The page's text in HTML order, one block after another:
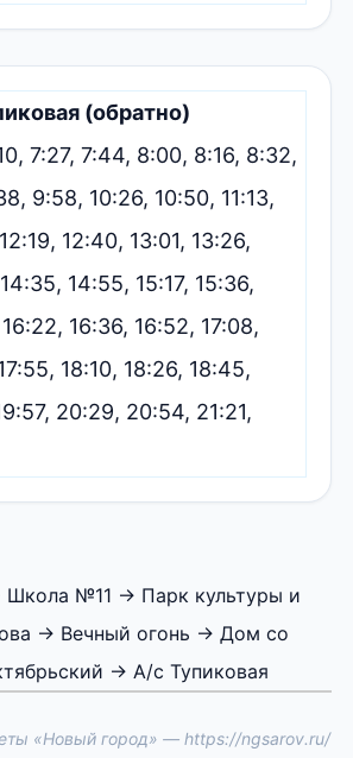
(обратно)
7:27, 7:44, 8:00, 8:16, 8:32,
9:58, 10:26, 10:50, 11:13,
12:40, 13:01, 13:26,
14:55, 15:17, 15:36,
16:36, 16:52, 17:08,
18:10, 18:26, 18:45,
20:29, 20:54, 21:21,
Школа №11 → Парк культуры и
→ Вечный огонь → Дом со
→ А/с Тупиковая
«Новый город» — https://ngsarov.ru/